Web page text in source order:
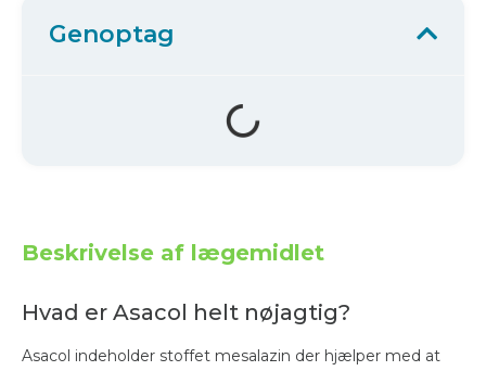
Beskrivelse af lægemidlet
Hvad er Asacol helt nøjagtig?
Asacol indeholder stoffet mesalazin der hjælper med at
Genoptag